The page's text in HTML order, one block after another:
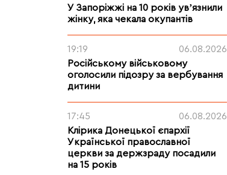
У Запоріжжі на 10 років увʼязнили
жінку, яка чекала окупантів
19:19
06.08.2026
Російському військовому
оголосили підозру за вербування
дитини
17:45
06.08.2026
Клірика Донецької єпархії
Української православної
церкви за держзраду посадили
на 15 років